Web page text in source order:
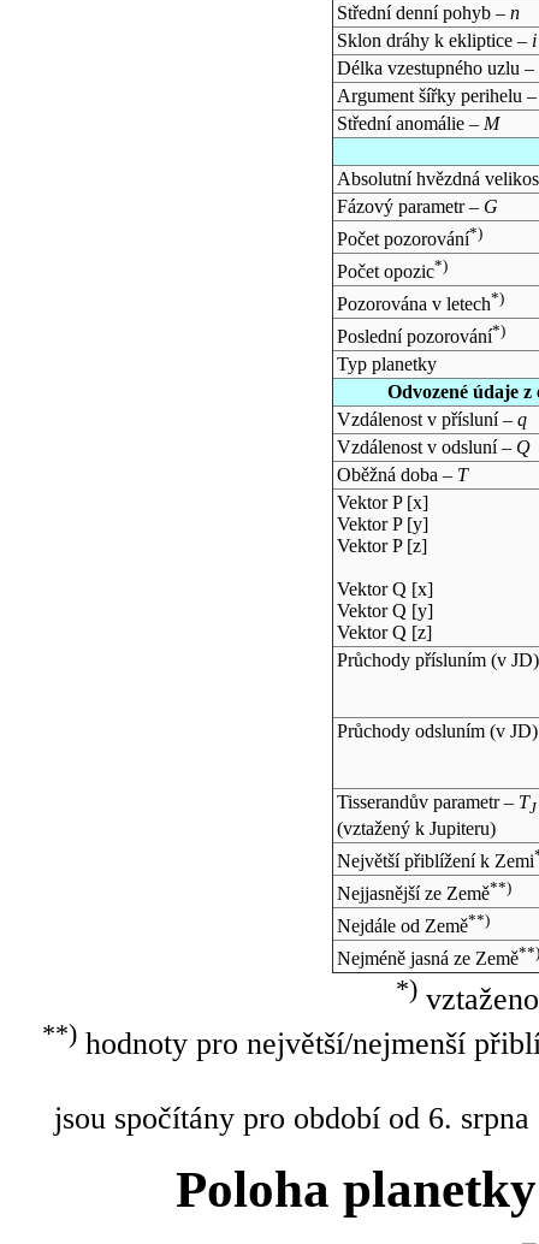
Střední denní pohyb – n
Sklon dráhy k ekliptice – i
Délka vzestupného uzlu –
Argument šířky perihelu
Střední anomálie – M
Absolutní hvězdná
Fázový parametr – G
Počet pozorování*)
Počet opozic*)
Pozorována v letech*)
Poslední pozorování*)
Typ planetky
Odvozené údaje
Vzdálenost v přísluní – q
Vzdálenost v odsluní – Q
Oběžná doba – T
Vektor P [x]
Vektor P [y]
Vektor P [z]
Vektor Q [x]
Vektor Q [y]
Vektor Q [z]
Průchody přísluním (v JD)
Průchody odsluním (v JD)
Tisserandův parametr – TJ
(vztažený k Jupiteru)
Největší přiblížení k Zemi
Nejjasnější ze Země**)
Nejdále od Země**)
Nejméně jasná ze Země**)
*)
**)hodnoty pro největší/nejmenší
jsou spočítány pro období od 6.
Poloha